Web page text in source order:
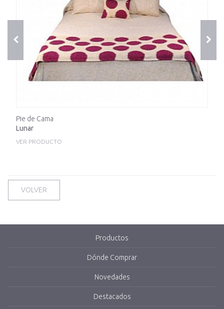
Pie de Cama
Lunar
VER PRODUCTO
VOLVER
Productos
Dónde Comprar
Novedades
Destacados